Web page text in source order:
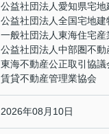
公益社団法人愛知県宅
公益社団法人全国宅地
一般社団法人東海住宅産
公益社団法人中部圏不動
東海不動産公正取引協議
賃貸不動産管理業協会
2026年08月10日